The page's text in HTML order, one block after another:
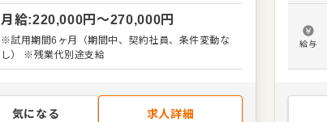
ひとりに合わせたきめ細やかなサービスで、特別な
ダイニング体験を演出することがミッションです。
ホテル内の中国料理「故宮」がミシュランガイド京
都・大阪2010より9年連続でミシュラン1つ星を獲
し、お客様の記憶に残るひとときを共に創り上げま
しょう。 ＜おすすめポイント＞ ウェスティンホテ
月給:220,000円〜270,000円
※試用期間6ヶ月（期間中、契約社員、条件変動な
し） ※残業代別途支給
気になる 求人詳細
給与